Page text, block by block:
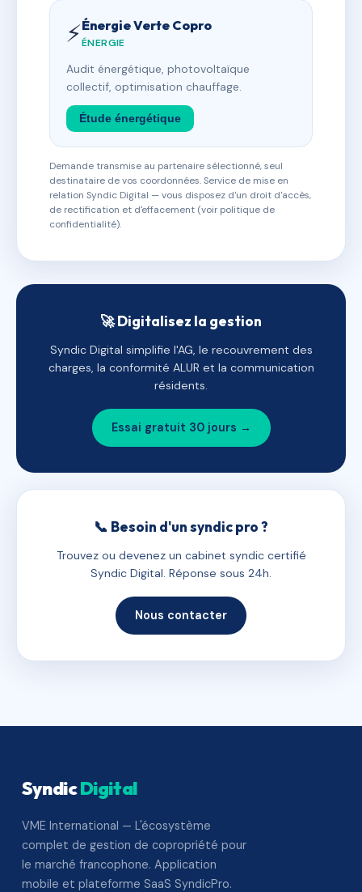
⚡Énergie Verte Copro
ÉNERGIE
Audit énergétique, photovoltaïque
collectif, optimisation chauffage.
Étude énergétique
Demande transmise au partenaire sélectionné, seul
destinataire de vos coordonnées. Service de mise en
relation Syndic Digital — vous disposez d'un droit d'accès,
de rectification et d'effacement (voir politique de
confidentialité).
🚀 Digitalisez la gestion
Syndic Digital simplifie l'AG, le recouvrement des
charges, la conformité ALUR et la communication
résidents.
Essai gratuit 30 jours →
📞 Besoin d'un syndic pro ?
Trouvez ou devenez un cabinet syndic certifié
Syndic Digital. Réponse sous 24h.
Nous contacter
SyndicDigital
VME International — L'écosystème
complet de gestion de copropriété pour
le marché francophone. Application
mobile et plateforme SaaS SyndicPro.